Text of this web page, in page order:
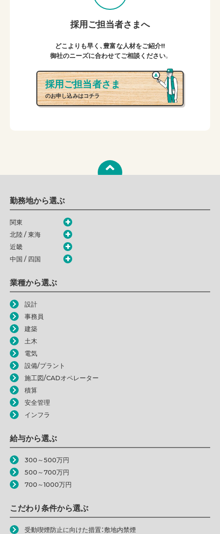
採用ご担当者さまへ
どこよりも早く、豊富な人材をご紹介!!
御社のニーズに合わせてご相談ください。
採用ご担当者さま
のお申し込みはコチラ
勤務地から選ぶ
関東
北陸 / 東海
近畿
中国 / 四国
業種から選ぶ
設計
事務員
建築
土木
電気
設備/プラント
施工図/CADオペレーター
積算
安全管理
インフラ
給与から選ぶ
300～500万円
500～700万円
700～1000万円
こだわり条件から選ぶ
受動喫煙防止に向けた措置：敷地内禁煙